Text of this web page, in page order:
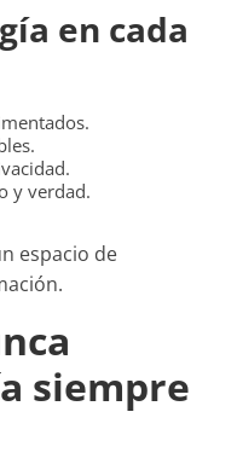
en cada
y verdad.
espacio de
siempre